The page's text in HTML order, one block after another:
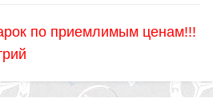
по приемлимым ценам!!!